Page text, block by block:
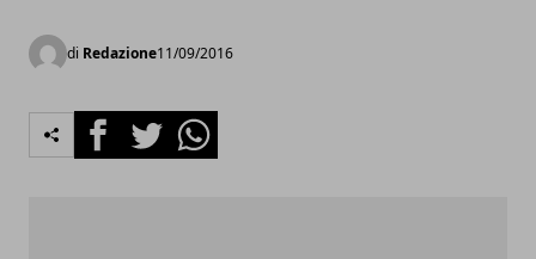
di Redazione11/09/2016
FacebookTwitterWhatsapp